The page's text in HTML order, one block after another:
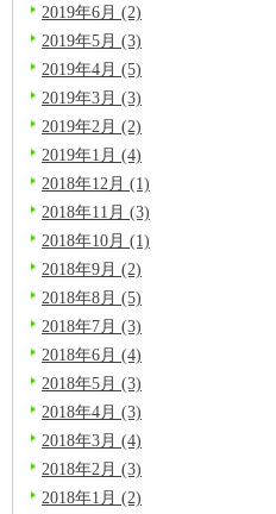
2019年6月 (2)
2019年5月 (3)
2019年4月 (5)
2019年3月 (3)
2019年2月 (2)
2019年1月 (4)
2018年12月 (1)
2018年11月 (3)
2018年10月 (1)
2018年9月 (2)
2018年8月 (5)
2018年7月 (3)
2018年6月 (4)
2018年5月 (3)
2018年4月 (3)
2018年3月 (4)
2018年2月 (3)
2018年1月 (2)